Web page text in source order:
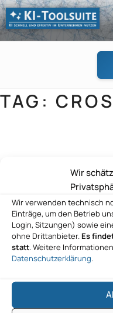
Wir
Wir verwenden technisch
Einträge, um den Betrieb
Login, Sitzungen) sowie
ohne Drittanbieter. Es
statt. Weitere
Datenschutzerklärung.
Zum
Inhalt
springen
KI-
TAG:
Softwarehaus